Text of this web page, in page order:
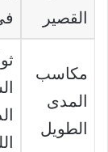
القصير
مكاسب
المدى
الطويل